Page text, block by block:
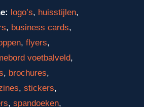
logo’s, huisstijlen,
, business cards,
, flyers,
voetbalveld,
, brochures,
, stickers,
, spandoeken,